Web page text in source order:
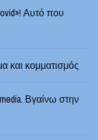
Αυτό που
και κομματισμός
Βγαίνω στην